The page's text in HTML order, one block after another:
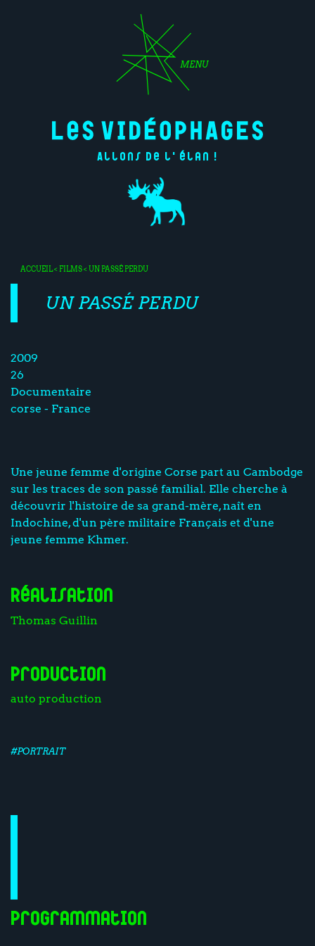
MENU
Allons de l'élan !
ACCUEIL< FILMS< UN PASSÉ PERDU
UN PASSÉ PERDU
2009
26
Documentaire
corse - France
Une jeune femme d'origine Corse part au Cambodge
sur les traces de son passé familial. Elle cherche à
découvrir l'histoire de sa grand-mère, naît en
Indochine, d'un père militaire Français et d'une
jeune femme Khmer.
Réalisation
Thomas Guillin
Production
auto production
#PORTRAIT
Programmation